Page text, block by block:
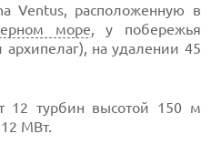
Ventus, расположенную в
море, у побережья
на удалении 45
12 турбин высотой 150 м
МВт.